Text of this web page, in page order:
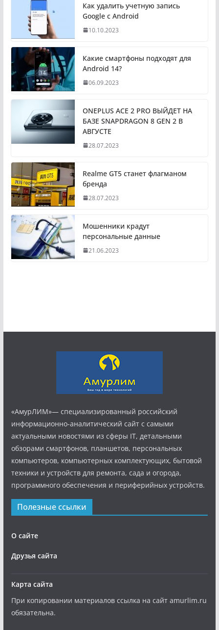
Как удалить учетную запись
Google с Android
10.10.2023
Какие смартфоны подходят для
Android 14?
06.09.2023
ONEPLUS ACE 2 PRO ВЫЙДЕТ НА
БАЗЕ SNAPDRAGON 8 GEN 2 В
АВГУСТЕ
28.07.2023
Realme GT5 станет флагманом
бренда
28.07.2023
Мошенники крадут
персональные данные
21.06.2023
«АмурЛИМ»— специализированный российский
информационно-аналитический сайт с самыми
актуальными новостями из сферы IT, детальными
обзорами смартфонов, планшетов, персональных
компьютеров, компьютерных комплектующих, бытовой
техники и устройств для ремонта, сада и огорода,
программного обеспечения и периферийных устройств.
Полезные ссылки
О сайте
Друзья сайта
Карта сайта
При копировании материалов ссылка на сайт amurlim.ru
обязательна.